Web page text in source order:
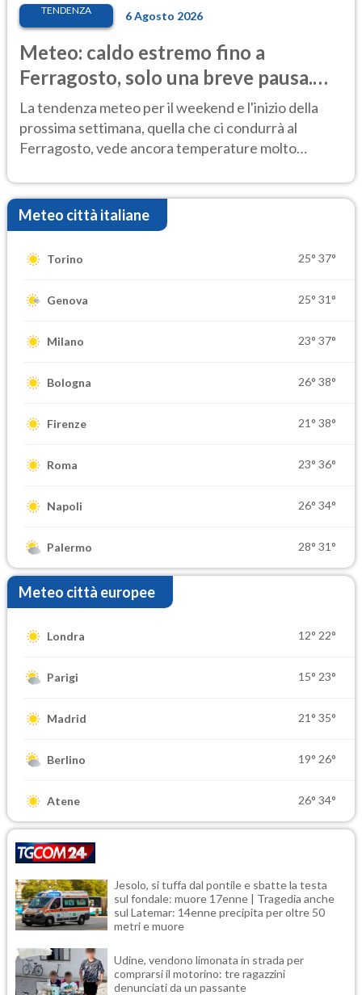
TENDENZA 6 Agosto 2026
Meteo: caldo estremo fino a
Ferragosto, solo una breve pausa.
Ecco dove
La tendenza meteo per il weekend e l'inizio della
prossima settimana, quella che ci condurrà al
Ferragosto, vede ancora temperature molto
Meteo città italiane
Torino 25° 37°
Genova 25° 31°
Milano 23° 37°
Bologna 26° 38°
Firenze 21° 38°
Roma 23° 36°
Napoli 26° 34°
Palermo 28° 31°
Meteo città europee
Londra 12° 22°
Parigi 15° 23°
Madrid 21° 35°
Berlino 19° 26°
Atene 26° 34°
Jesolo, si tuffa dal pontile e sbatte la testa
sul fondale: muore 17enne | Tragedia anche
sul Latemar: 14enne precipita per oltre 50
metri e muore
Udine, vendono limonata in strada per
comprarsi il motorino: tre ragazzini
denunciati da un passante